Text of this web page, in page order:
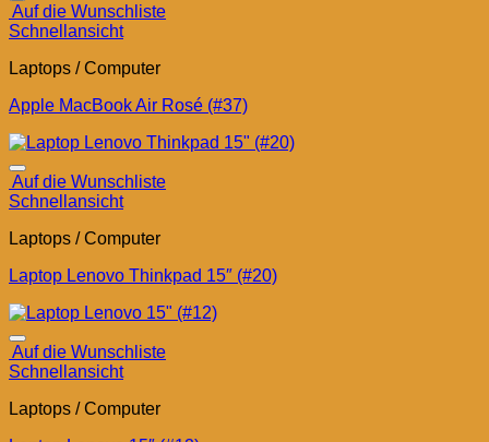
Auf die Wunschliste
Schnellansicht
Laptops / Computer
Apple MacBook Air Rosé (#37)
Auf die Wunschliste
Schnellansicht
Laptops / Computer
Laptop Lenovo Thinkpad 15″ (#20)
Auf die Wunschliste
Schnellansicht
Laptops / Computer